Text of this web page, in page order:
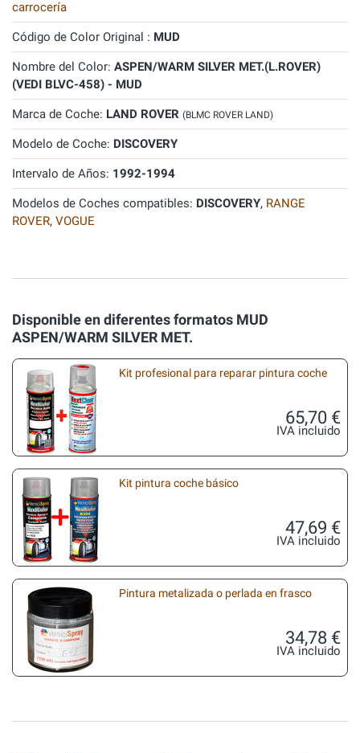
carrocería
Código de Color Original : MUD
Nombre del Color: ASPEN/WARM SILVER MET.(L.ROVER)
(VEDI BLVC-458) - MUD
Marca de Coche: LAND ROVER (BLMC ROVER LAND)
Modelo de Coche: DISCOVERY
Intervalo de Años: 1992-1994
Modelos de Coches compatibles: DISCOVERY, RANGE
ROVER, VOGUE
Disponible en diferentes formatos MUD
ASPEN/WARM SILVER MET.
Kit profesional para reparar pintura coche
65,70 €
IVA incluido
Kit pintura coche básico
47,69 €
IVA incluido
Pintura metalizada o perlada en frasco
34,78 €
IVA incluido